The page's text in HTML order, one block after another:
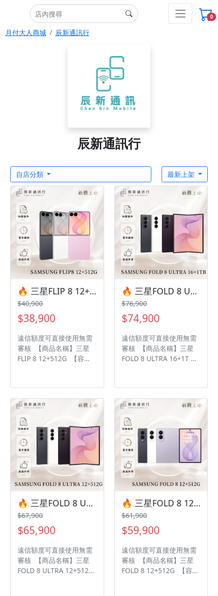
0
月付大人商城 辰新通訊行
辰新通訊行
自店分類 最新上架
🔥 三星FLIP 8 12+512G 容量升級優惠(256g容量升級512g) 有額度快速過件 🎯 想換新機？現在就是最佳時機！現貨當天審件當天過件即可以馬上寄出
$40,900
$38,900
遠信額度可直接使用無需
審核 【商品名稱】三星
FLIP 8 12+512G 【容
歡迎洽群官方LINE：
@kjg6280d • 七日鑑賞期
內，如商品有問題，請盡
速向我們告知並且協助處
理 • 全新品為原廠保固一
年 • 店家擁有隨時修改、
變更、暫停活動之權利 下
單前請先私訊和加LINE來
幫您安排快速審核及回報
審核進度 LINE
ID:@kjg6280d 大呼小叫
辰通訊行 雲林縣虎尾鎮林
森路二段200號 電話:05-
6339809 在地經營12年店
家 GOOGLE 評價5顆星
🔥 三星FOLD 8 ULTRA 16+1TB 容量升級優惠(256g容量升級512g) 有額度快速過件 🎯 想換新機？現在就是最佳時機！現貨當天審件當天過件即可以馬上寄出
$76,900
$74,900
遠信額度可直接使用無需
審核 【商品名稱】三星
FOLD 8 ULTRA 16+1T
歡迎洽群官方LINE：
@kjg6280d • 七日鑑賞期
內，如商品有問題，請盡
速向我們告知並且協助處
理 • 全新品為原廠保固一
年 • 店家擁有隨時修改、
變更、暫停活動之權利 下
單前請先私訊和加LINE來
幫您安排快速審核及回報
審核進度 LINE
ID:@kjg6280d 大呼小叫
辰通訊行 雲林縣虎尾鎮林
森路二段200號 電話:05-
6339809 在地經營12年店
家 GOOGLE 評價5顆星
🔥 三星FOLD 8 ULTRA 12+512G 容量升級優惠(256g容量升級512g) 有額度快速過件 🎯 想換新機？現在就是最佳時機！現貨當天審件當天過件即可以馬上寄出
$67,900
$65,900
遠信額度可直接使用無需
審核 【商品名稱】三星
FOLD 8 ULTRA 12+512G
🔥 三星FOLD 8 12+512G 容量升級優惠(256g容量升級512g) 有額度快速過件 🎯 想換新機？現在就是最佳時機！現貨當天審件當天過件即可以馬上寄出
$61,900
$59,900
遠信額度可直接使用無需
審核 【商品名稱】三星
FOLD 8 12+512G 【容